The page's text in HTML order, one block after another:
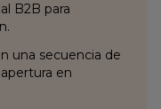
B2B para
una secuencia de
en